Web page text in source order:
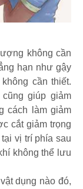
không cần
hạn như gậy
cần thiết.
giúp giảm
cách làm giảm
cắt giảm trọng
vị trí phía sau
không thể lưu
dụng nào đó,